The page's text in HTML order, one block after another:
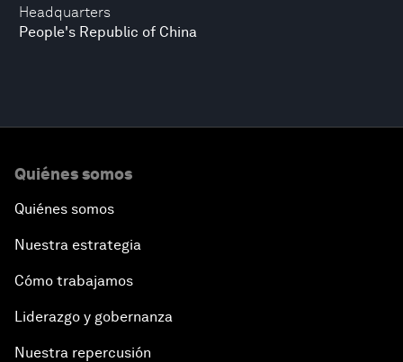
Headquarters
People's Republic of China
Quiénes somos
Quiénes somos
Nuestra estrategia
Cómo trabajamos
Liderazgo y gobernanza
Nuestra repercusión